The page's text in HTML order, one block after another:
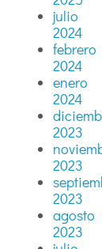
julio
2024
febrero
2024
enero
2024
2023
2023
2023
agosto
2023